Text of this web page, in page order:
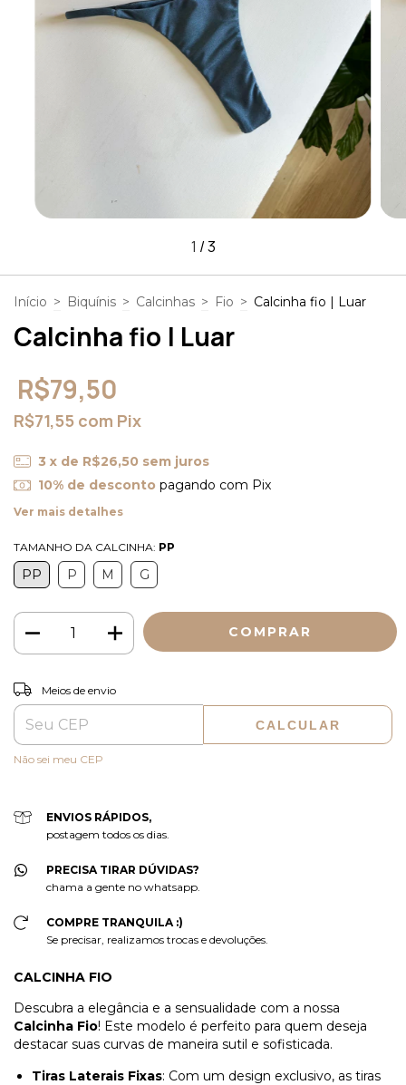
1 /3
Início > Biquínis > Calcinhas > Fio > Calcinha fio | Luar
Calcinha fio | Luar
R$79,50
R$71,55 com Pix
3 x de R$26,50 sem juros
10% de desconto pagando com Pix
Ver mais detalhes
TAMANHO DA CALCINHA: PP
PP P M G
Entregas para o CEP:
Meios de envio
CALCULAR
Não sei meu CEP
ENVIOS RÁPIDOS,
postagem todos os dias.
PRECISA TIRAR DÚVIDAS?
chama a gente no whatsapp.
COMPRE TRANQUILA :)
Se precisar, realizamos trocas e devoluções.
CALCINHA FIO
Descubra a elegância e a sensualidade com a nossa
Calcinha Fio! Este modelo é perfeito para quem deseja
destacar suas curvas de maneira sutil e sofisticada.
Tiras Laterais Fixas: Com um design exclusivo, as tiras